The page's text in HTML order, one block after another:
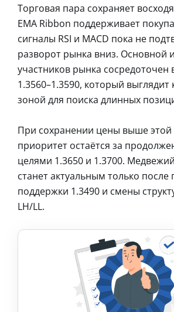
Торговая пара сохраняет
EMA Ribbon поддерживает
сигналы RSI и MACD пока не
разворот рынка вниз. Основной
участников рынка сосредоточен
1.3560–1.3590, который
зоной для поиска длинных
При сохранении цены выше этой
приоритет остаётся за
целями 1.3650 и 1.3700.
станет актуальным только после
поддержки 1.3490 и смены
LH/LL.